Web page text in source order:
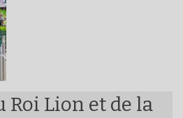
Roi Lion et de la